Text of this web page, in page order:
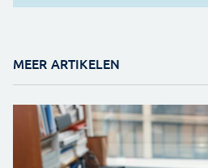
MEER ARTIKELEN